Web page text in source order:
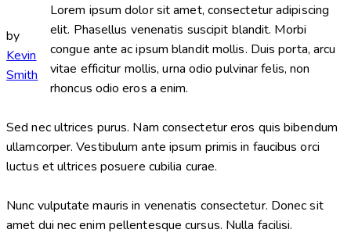
by
Kevin
Smith
Lorem ipsum dolor sit amet, consectetur adipiscing
elit. Phasellus venenatis suscipit blandit. Morbi
congue ante ac ipsum blandit mollis. Duis porta, arcu
vitae efficitur mollis, urna odio pulvinar felis, non
rhoncus odio eros a enim.
Sed nec ultrices purus. Nam consectetur eros quis bibendum
ullamcorper. Vestibulum ante ipsum primis in faucibus orci
luctus et ultrices posuere cubilia curae.
Nunc vulputate mauris in venenatis consectetur. Donec sit
amet dui nec enim pellentesque cursus. Nulla facilisi.